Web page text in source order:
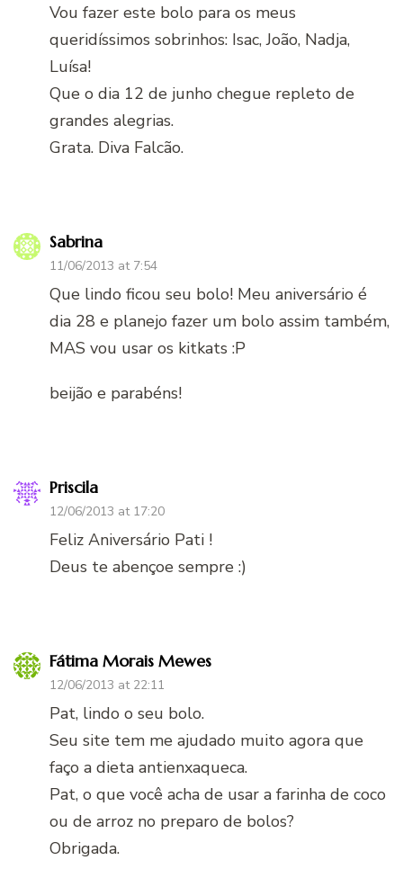
Vou fazer este bolo para os meus
queridíssimos sobrinhos: Isac, João, Nadja,
Luísa!
Que o dia 12 de junho chegue repleto de
grandes alegrias.
Grata. Diva Falcão.
Sabrina
11/06/2013 at 7:54
Que lindo ficou seu bolo! Meu aniversário é
dia 28 e planejo fazer um bolo assim também,
MAS vou usar os kitkats :P
beijão e parabéns!
Priscila
12/06/2013 at 17:20
Feliz Aniversário Pati !
Deus te abençoe sempre :)
Fátima Morais Mewes
12/06/2013 at 22:11
Pat, lindo o seu bolo.
Seu site tem me ajudado muito agora que
faço a dieta antienxaqueca.
Pat, o que você acha de usar a farinha de coco
ou de arroz no preparo de bolos?
Obrigada.